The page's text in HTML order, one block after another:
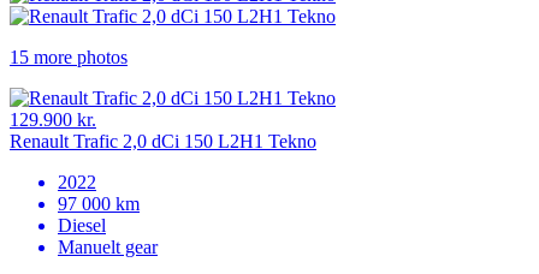
15 more photos
129.900 kr.
Renault Trafic 2,0 dCi 150 L2H1 Tekno
2022
97 000 km
Diesel
Manuelt gear